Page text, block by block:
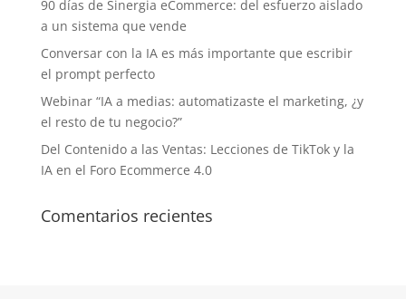
90 días de Sinergia eCommerce: del esfuerzo aislado
a un sistema que vende
Conversar con la IA es más importante que escribir
el prompt perfecto
Webinar “IA a medias: automatizaste el marketing, ¿y
el resto de tu negocio?”
Del Contenido a las Ventas: Lecciones de TikTok y la
IA en el Foro Ecommerce 4.0
Comentarios recientes